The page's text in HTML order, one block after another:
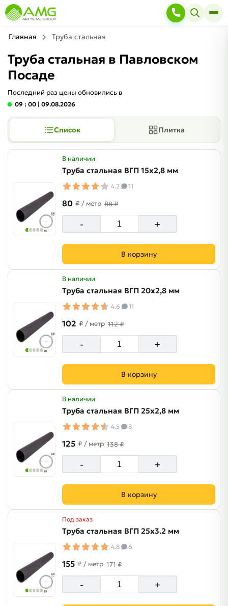
Главная Труба стальная
Труба стальная в Павловском
Посаде
Последний раз цены обновились в
09 : 00 | 09.08.2026
Список Плитка
В наличии
Труба стальная ВГП 15х2,8 мм
4.2 11
80 ₽ / метр 88 ₽
- +
В корзину
В наличии
Труба стальная ВГП 20х2,8 мм
4.6 11
102 ₽ / метр 112 ₽
- +
В корзину
В наличии
Труба стальная ВГП 25х2,8 мм
4.5 8
125 ₽ / метр 138 ₽
- +
В корзину
Под заказ
Труба стальная ВГП 25х3.2 мм
4.8 6
155 ₽ / метр 171 ₽
- +